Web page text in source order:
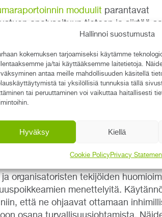
Hallinnoi suostumusta
kokemuksen tarjoamiseksi käytämme
ja/tai käyttääksemme laitetietoja.
antaa meille mahdollisuuden käsitellä
tai yksilöllisiä tunnuksia tällä
tai peruuttaminen voi vaikuttaa haitallisesti
Hyväksy Kiellä
Cookie PolicyPrivacy
moduulit parantavat
analysoituun tietoon ja siirtää
myös turvallisuuden ja
luokittelun yhtenäisyys ja
rakennettu modulaarisesti, se on
tulevaisuudessa.
kanssa. Viraston toiminnan
uudella tasolla – mutta siihen
Qreformista.
osana
organisatoristen tekijöiden
menettelyitä.
että ne ohjaavat ottamaan